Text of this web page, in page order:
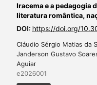
Iracema e a pedagogia
literatura romântica,
DOI: https://doi.org/
Cláudio Sérgio Matias da
Janderson Gustavo
Aguiar
e2026001